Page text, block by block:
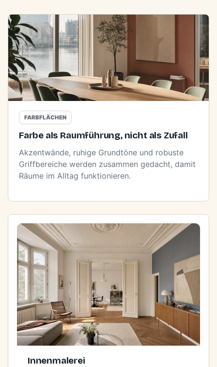
FARBFLÄCHEN
Farbe als Raumführung, nicht als Zufall
Akzentwände, ruhige Grundtöne und robuste
Griffbereiche werden zusammen gedacht, damit
Räume im Alltag funktionieren.
Innenmalerei